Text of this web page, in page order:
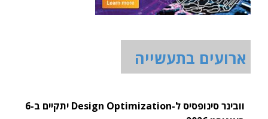
ארועים בתעשייה
וובינר סינופסיס ל-Design Optimization יתקיים ב-6